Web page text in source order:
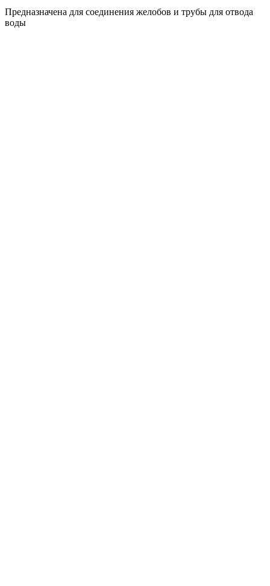
Предназначена для соединения желобов и трубы для отвода
воды